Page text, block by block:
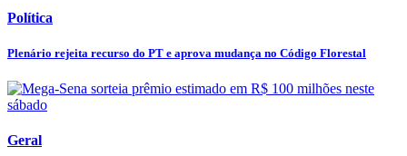
Política
Plenário rejeita recurso do PT e aprova mudança no Código Florestal
Geral